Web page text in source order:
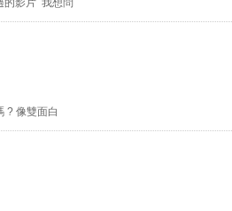
的影片 我想問
? 像雙面白